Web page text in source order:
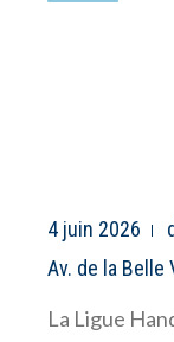
4 juin 2026
Av. de la Belle
La Ligue